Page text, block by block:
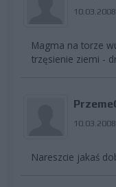
Magma na torze
trzęsienie ziemi -
Nareszcie jakaś